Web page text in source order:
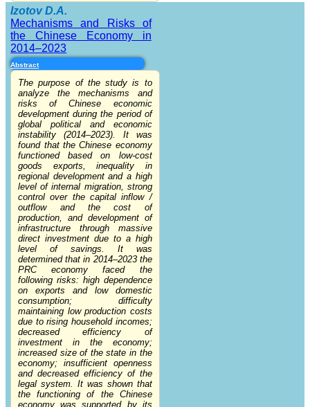
Izotov D.A.
Mechanisms and Risks of
the Chinese Economy in
2014–2023
Abstract
The purpose of the study is to
analyze the mechanisms and
risks of Chinese economic
development during the period of
global political and economic
instability (2014–2023). It was
found that the Chinese economy
functioned based on low-cost
goods exports, inequality in
regional development and a high
level of internal migration, strong
control over the capital inflow /
outflow and the cost of
production, and development of
infrastructure through massive
direct investment due to a high
level of savings. It was
determined that in 2014–2023 the
PRC economy faced the
following risks: high dependence
on exports and low domestic
consumption; difficulty
maintaining low production costs
due to rising household incomes;
decreased efficiency of
investment in the economy;
increased size of the state in the
economy; insufficient openness
and decreased efficiency of the
legal system. It was shown that
the functioning of the Chinese
economy was supported by its